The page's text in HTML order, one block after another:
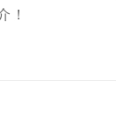
！